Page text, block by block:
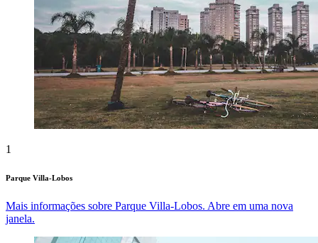
1
Parque Villa-Lobos
Mais informações sobre Parque Villa-Lobos. Abre em uma nova
janela.